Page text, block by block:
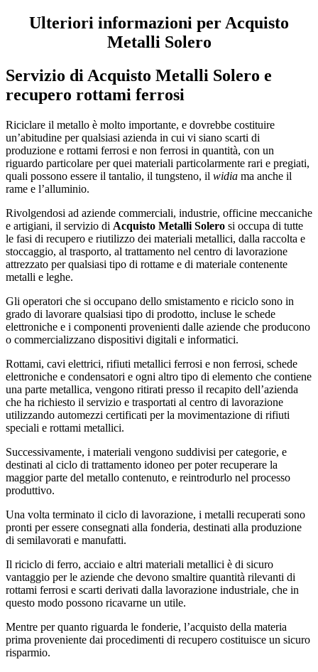
Ulteriori informazioni per Acquisto
Metalli Solero
Servizio diAcquisto Metalli Solero e
recupero rottami ferrosi
Riciclare il metallo è molto importante, e dovrebbe costituire
un’abitudine per qualsiasi azienda in cui vi siano scarti di
produzione e rottami ferrosi e non ferrosi in quantità, con un
riguardo particolare per quei materiali particolarmente rari e pregiati,
quali possono essere il tantalio, il tungsteno, il widia ma anche il
rame e l’alluminio.
Rivolgendosi ad aziende commerciali, industrie, officine meccaniche
e artigiani, il servizio di Acquisto Metalli Solero si occupa di tutte
le fasi di recupero e riutilizzo dei materiali metallici, dalla raccolta e
stoccaggio, al trasporto, al trattamento nel centro di lavorazione
attrezzato per qualsiasi tipo di rottame e di materiale contenente
metalli e leghe.
Gli operatori che si occupano dello smistamento e riciclo sono in
grado di lavorare qualsiasi tipo di prodotto, incluse le schede
elettroniche e i componenti provenienti dalle aziende che producono
o commercializzano dispositivi digitali e informatici.
Rottami, cavi elettrici, rifiuti metallici ferrosi e non ferrosi, schede
elettroniche e condensatori e ogni altro tipo di elemento che contiene
una parte metallica, vengono ritirati presso il recapito dell’azienda
che ha richiesto il servizio e trasportati al centro di lavorazione
utilizzando automezzi certificati per la movimentazione di rifiuti
speciali e rottami metallici.
Successivamente, i materiali vengono suddivisi per categorie, e
destinati al ciclo di trattamento idoneo per poter recuperare la
maggior parte del metallo contenuto, e reintrodurlo nel processo
produttivo.
Una volta terminato il ciclo di lavorazione, i metalli recuperati sono
pronti per essere consegnati alla fonderia, destinati alla produzione
di semilavorati e manufatti.
Il riciclo di ferro, acciaio e altri materiali metallici è di sicuro
vantaggio per le aziende che devono smaltire quantità rilevanti di
rottami ferrosi e scarti derivati dalla lavorazione industriale, che in
questo modo possono ricavarne un utile.
Mentre per quanto riguarda le fonderie, l’acquisto della materia
prima proveniente dai procedimenti di recupero costituisce un sicuro
risparmio.